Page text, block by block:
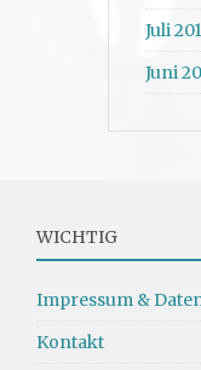
Juli
Juni
WICHTIG
Impressum &
Kontakt